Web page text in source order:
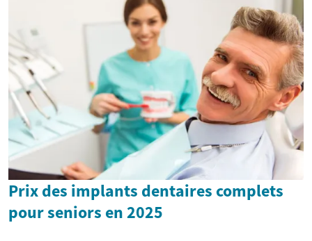
Prix des implants dentaires complets
pour seniors en 2025